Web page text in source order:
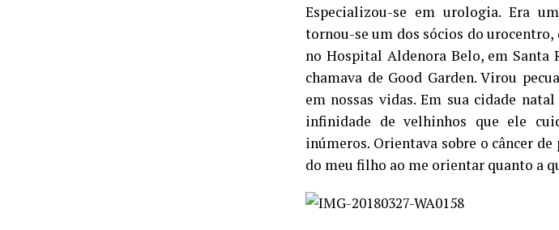
Especializou-se em urologia. Era
tornou-se um dos sócios do
no Hospital Aldenora Belo, em Santa
chamava de Good Garden. Virou
em nossas vidas. Em sua cidade
infinidade de velhinhos que ele
inúmeros. Orientava sobre o câncer
do meu filho ao me orientar quanto a